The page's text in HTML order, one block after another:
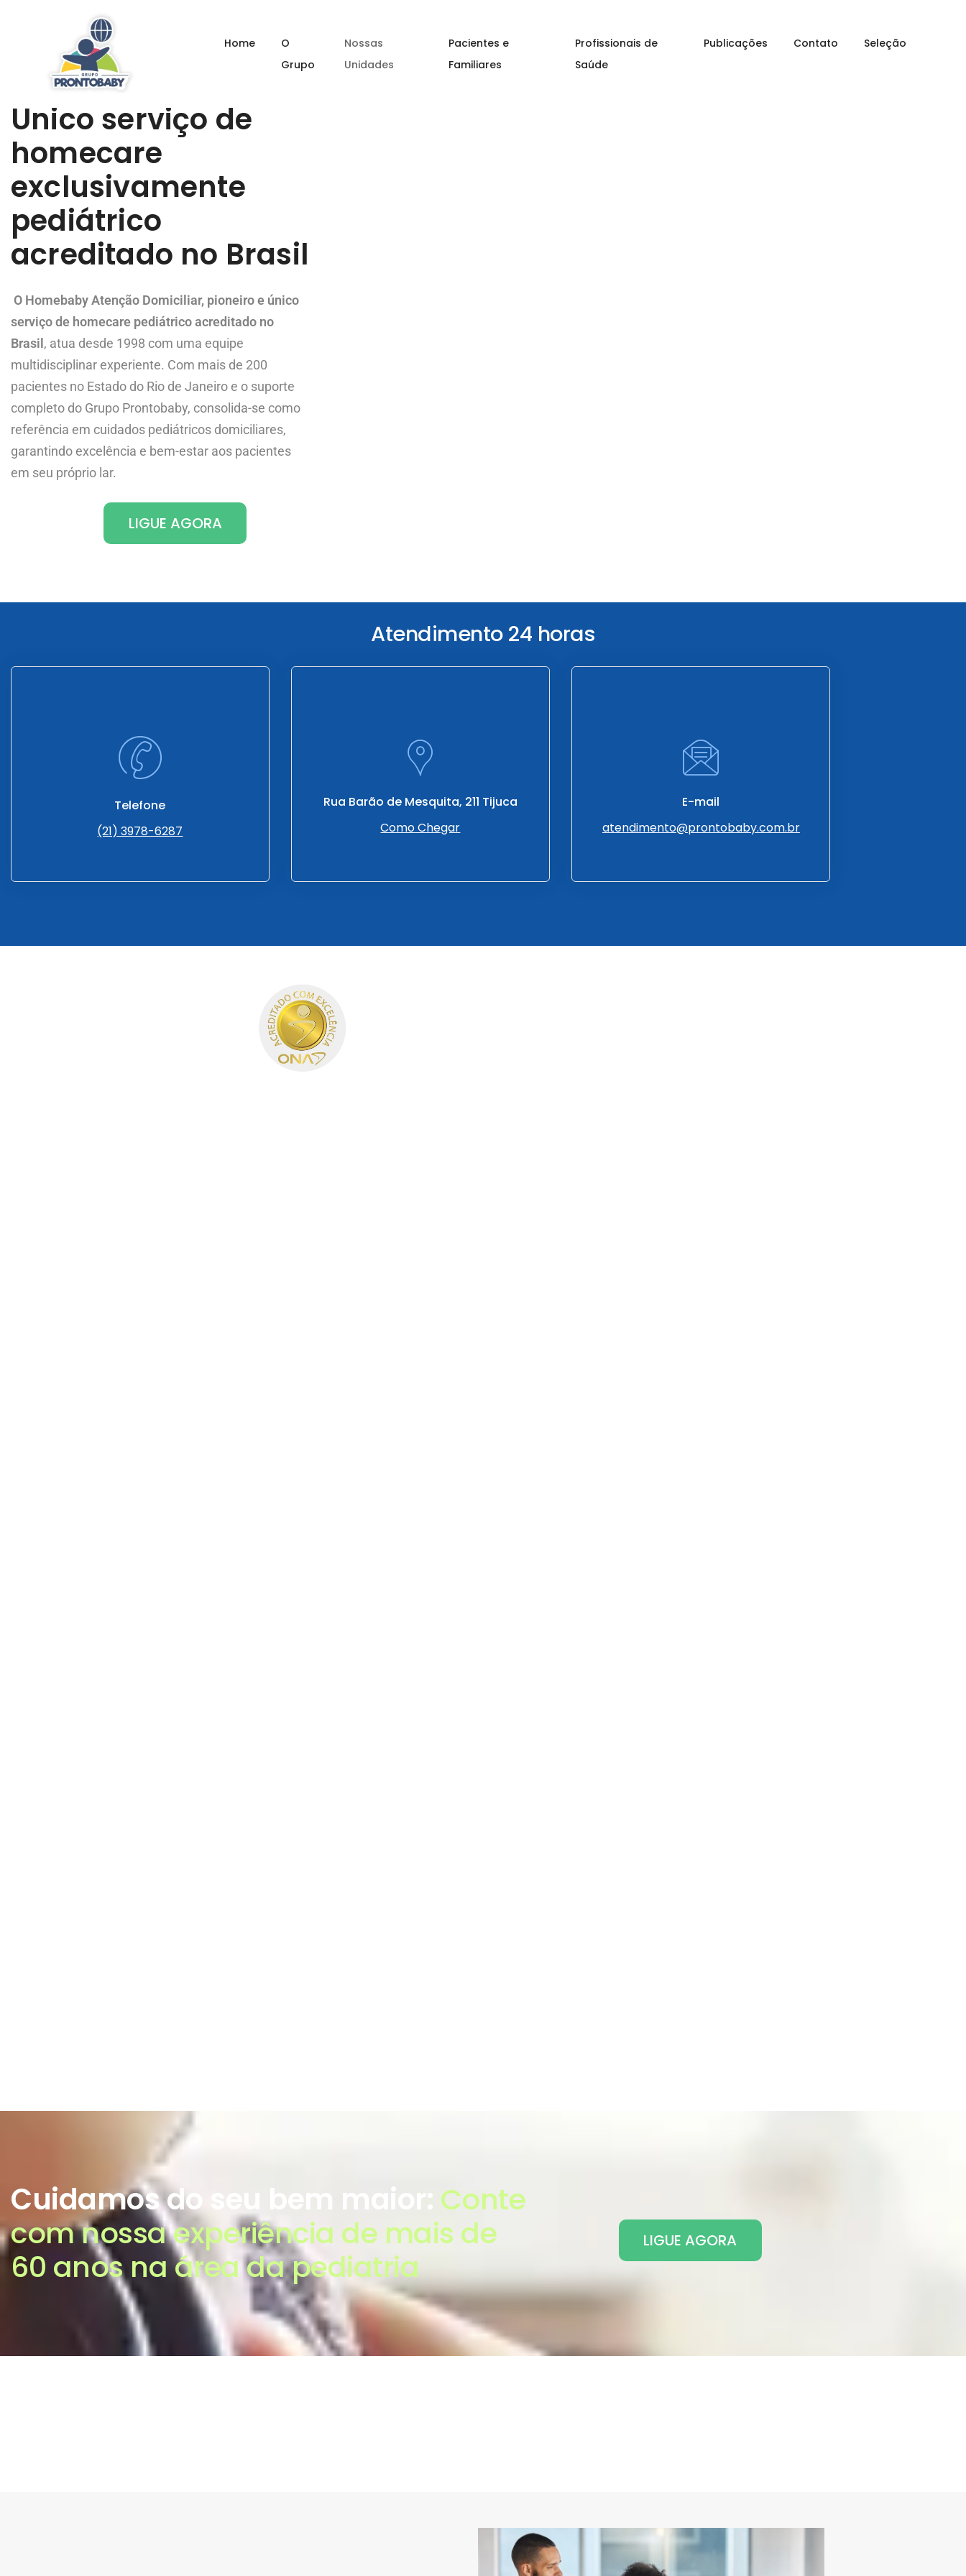
Home
O
Grupo
Nossas
Unidades
Pacientes e
Familiares
Profissionais de
Saúde
Publicações Contato Seleção
HOMEBABY – HOMECARE PEDIÁTRICO
Único serviço de
homecare
exclusivamente
pediátrico
acreditado no Brasil
O Homebaby Atenção Domiciliar, pioneiro e único
serviço de homecare pediátrico acreditado no
Brasil , atua desde 1998 com uma equipe
multidisciplinar experiente. Com mais de 200
pacientes no Estado do Rio de Janeiro e o suporte
completo do Grupo Prontobaby, consolida-se como
referência em cuidados pediátricos domiciliares,
garantindo excelência e bem-estar aos pacientes
em seu próprio lar.
LIGUE AGORA
Atendimento 24 horas
Telefone
(21) 3978-6287
Rua Barão de Mesquita, 211 Tijuca
Como Chegar
E-mail
atendimento@prontobaby.com.br
Cuidamos do seu bem maior: Conte
com nossa experiência de mais de
60 anos na área da pediatria
LIGUE AGORA